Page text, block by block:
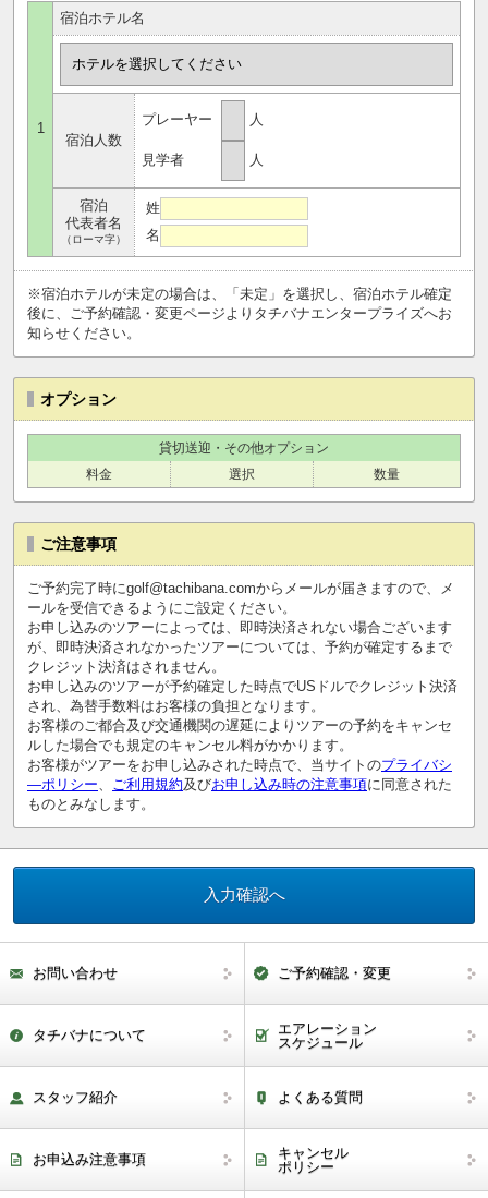
1
宿泊ホテル名
宿泊人数
プレーヤー 人
見学者 人
宿泊
代表者名
（ローマ字）
姓
名
※宿泊ホテルが未定の場合は、「未定」を選択し、宿泊ホテル確定
後に、ご予約確認・変更ページよりタチバナエンタープライズへお
知らせください。
オプション
貸切送迎・その他オプション
料金
選択 数量
ご注意事項
ご予約完了時にgolf@tachibana.comからメールが届きますので、メ
ールを受信できるようにご設定ください。
お申し込みのツアーによっては、即時決済されない場合ございます
が、即時決済されなかったツアーについては、予約が確定するまで
クレジット決済はされません。
お申し込みのツアーが予約確定した時点でUSドルでクレジット決済
され、為替手数料はお客様の負担となります。
お客様のご都合及び交通機関の遅延によりツアーの予約をキャンセ
ルした場合でも規定のキャンセル料がかかります。
お客様がツアーをお申し込みされた時点で、当サイトのプライバシ
―ポリシー
ご利用規約及びお申し込み時の注意事項に同意された
ものとみなします。
お問い合わせ ご予約確認・変更
タチバナについて
エアレーション
スケジュール
スタッフ紹介 よくある質問
お申込み注意事項
キャンセル
ポリシー